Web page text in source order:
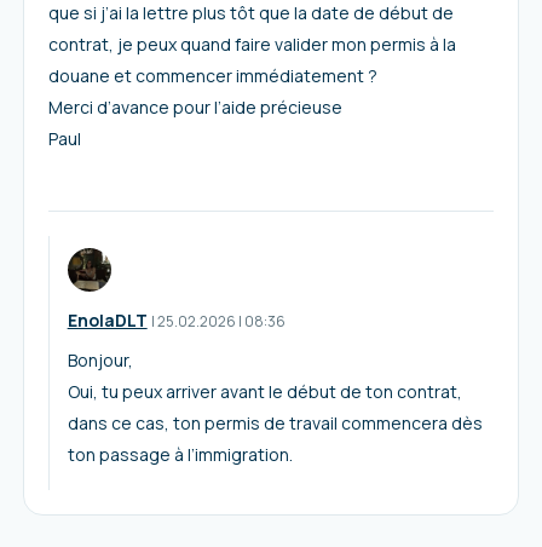
que si j’ai la lettre plus tôt que la date de début de
contrat, je peux quand faire valider mon permis à la
douane et commencer immédiatement ?
Merci d’avance pour l’aide précieuse
Paul
EnolaDLT I25.02.2026 | 08:36
Bonjour,
Oui, tu peux arriver avant le début de ton contrat,
dans ce cas, ton permis de travail commencera dès
ton passage à l’immigration.